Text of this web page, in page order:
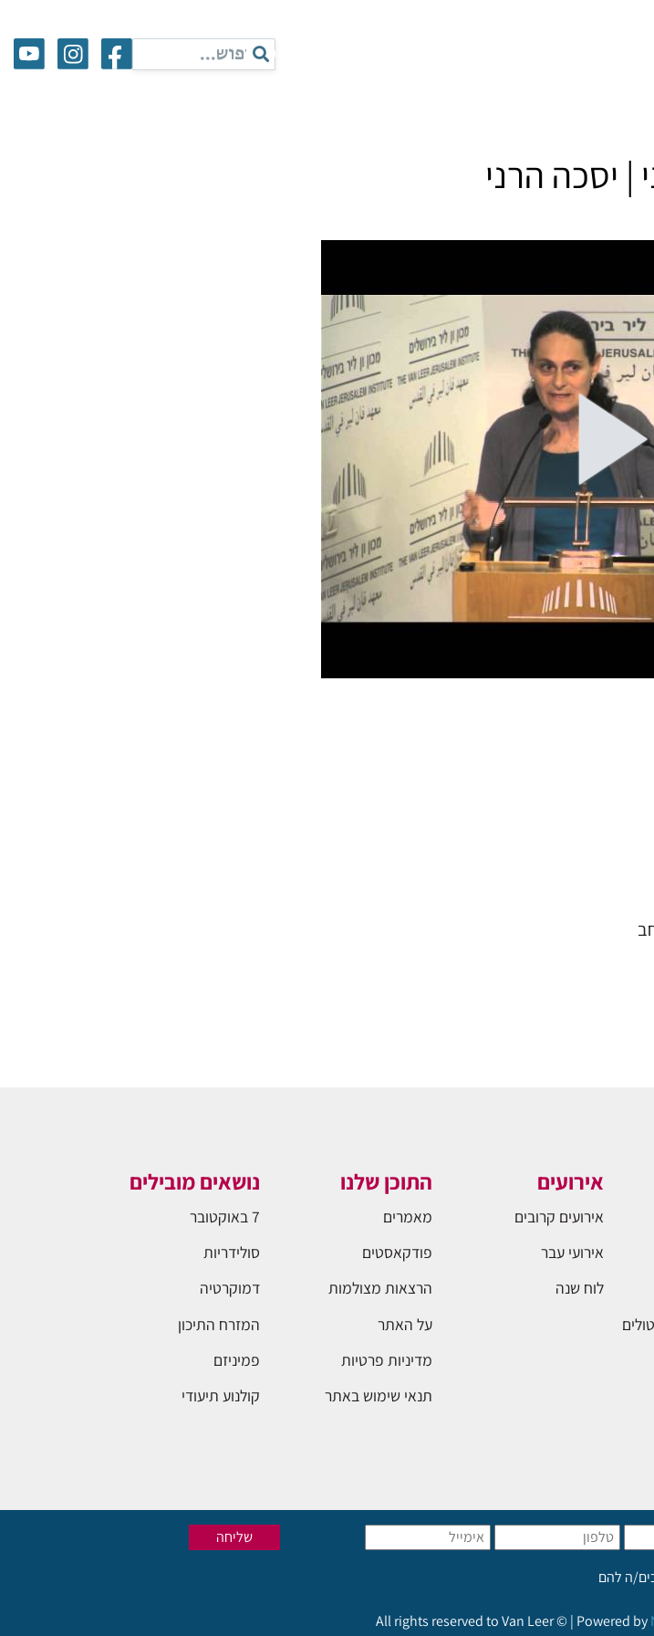
| יסכה הרני
אירועים
אירועים קרובים
אירועי עבר
לוח שנה
התוכן שלנו
מאמרים
פודקאסטים
הרצאות מצולמות
על האתר
מדיניות פרטיות
תנאי שימוש באתר
נושאים מובילים
7 באוקטובר
סולידריות
דמוקרטיה
המזרח התיכון
פמיניזם
קולנוע תיעודי
ה להם
All rights reserved to Van Leer © | Powered by